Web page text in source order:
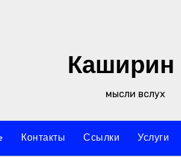
мысли вслух
Контакты Ссылки Услуги